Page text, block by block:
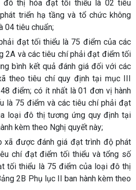
đô thị hóa đạt tối thiểu là 02 tiêu
triển hạ tầng và tổ chức không
04 tiêu chuẩn;
đạt tối thiểu là 75 điểm của các
2A và các tiêu chí phải đạt điểm tối
bình kết quả đánh giá đối với các
theo tiêu chí quy định tại mục III
điểm; có ít nhất là 01 đơn vị hành
là 75 điểm và các tiêu chí phải đạt
loại đô thị tương ứng quy định tại
kèm theo Nghị quyết này;
xã được đánh giá đạt trình độ phát
chí đạt điểm tối thiểu và tổng số
tối thiểu là 75 điểm của loại đô thị
2B Phụ lục II ban hành kèm theo